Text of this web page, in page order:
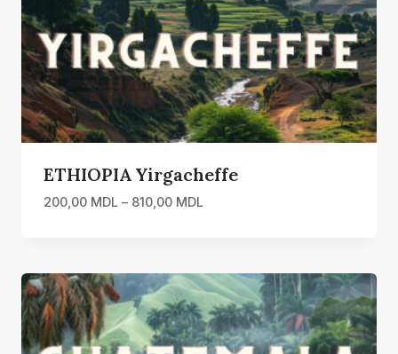
ETHIOPIA Yirgacheffe
200,00 MDL – 810,00 MDL
până
la
810,00 MDL